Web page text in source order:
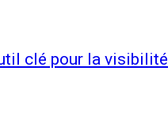
clé pour la visibilité